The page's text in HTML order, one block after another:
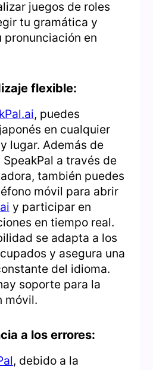
juegos de roles
tu gramática y
pronunciación en
flexible:
, puedes
en cualquier
lugar. Además de
a través de
también puedes
móvil para abrir
y participar en
en tiempo real.
se adapta a los
y asegura una
del idioma.
soporte para la
móvil.
a los errores:
, debido a la